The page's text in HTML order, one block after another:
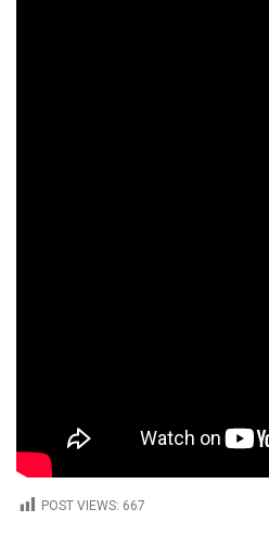
POST VIEWS: 667